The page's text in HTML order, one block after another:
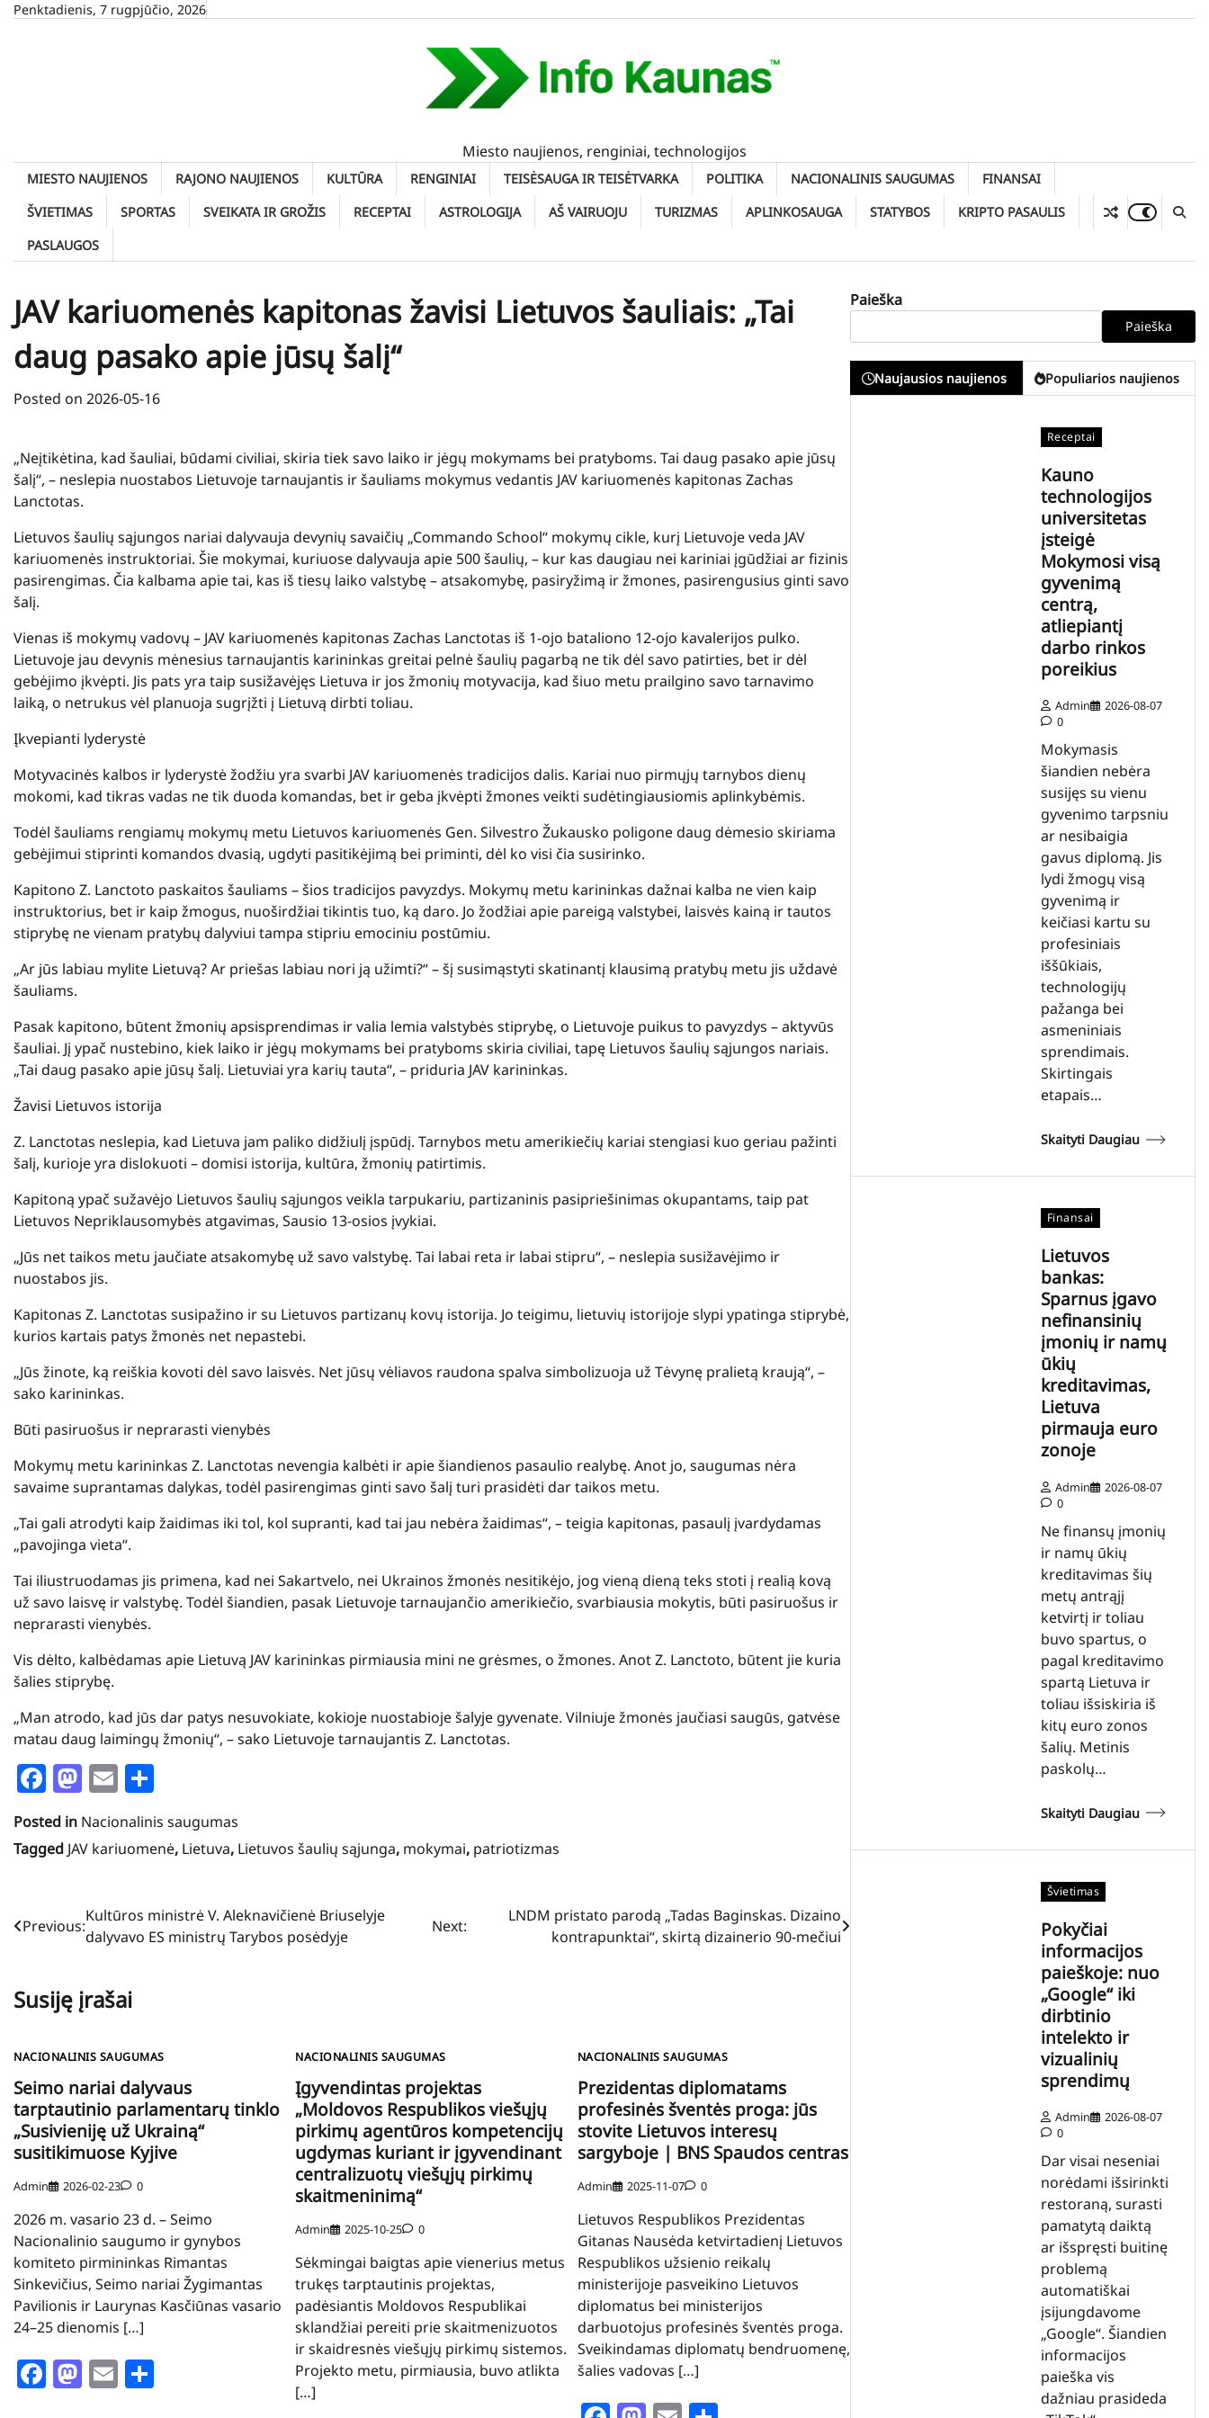
SkipPenktadienis, 7 rugpjūčio, 2026
Miesto naujienos, renginiai, technologijos
MIESTO NAUJIENOS RAJONO NAUJIENOS KULTŪRA RENGINIAI TEISĖSAUGA IR TEISĖTVARKA POLITIKA NACIONALINIS SAUGUMAS
FINANSAI
ŠVIETIMAS
SPORTAS SVEIKATA IR GROŽIS RECEPTAI ASTROLOGIJA AŠ VAIRUOJU TURIZMAS APLINKOSAUGA STATYBOS
KRIPTO PASAULIS
PASLAUGOS
JAV kariuomenės kapitonas žavisi Lietuvos šauliais: „Tai
daug pasako apie jūsų šalį“
Posted on 2026-05-16
„Neįtikėtina, kad šauliai, būdami civiliai, skiria tiek savo laiko ir jėgų mokymams bei pratyboms. Tai daug pasako apie jūsų
šalį“, – neslepia nuostabos Lietuvoje tarnaujantis ir šauliams mokymus vedantis JAV kariuomenės kapitonas Zachas
Lanctotas.
Lietuvos šaulių sąjungos nariai dalyvauja devynių savaičių „Commando School“ mokymų cikle, kurį Lietuvoje veda JAV
kariuomenės instruktoriai. Šie mokymai, kuriuose dalyvauja apie 500 šaulių, – kur kas daugiau nei kariniai įgūdžiai ar fizinis
pasirengimas. Čia kalbama apie tai, kas iš tiesų laiko valstybę – atsakomybę, pasiryžimą ir žmones, pasirengusius ginti savo
šalį.
Vienas iš mokymų vadovų – JAV kariuomenės kapitonas Zachas Lanctotas iš 1-ojo bataliono 12-ojo kavalerijos pulko.
Lietuvoje jau devynis mėnesius tarnaujantis karininkas greitai pelnė šaulių pagarbą ne tik dėl savo patirties, bet ir dėl
gebėjimo įkvėpti. Jis pats yra taip susižavėjęs Lietuva ir jos žmonių motyvacija, kad šiuo metu prailgino savo tarnavimo
laiką, o netrukus vėl planuoja sugrįžti į Lietuvą dirbti toliau.
Įkvepianti lyderystė
Motyvacinės kalbos ir lyderystė žodžiu yra svarbi JAV kariuomenės tradicijos dalis. Kariai nuo pirmųjų tarnybos dienų
mokomi, kad tikras vadas ne tik duoda komandas, bet ir geba įkvėpti žmones veikti sudėtingiausiomis aplinkybėmis.
Todėl šauliams rengiamų mokymų metu Lietuvos kariuomenės Gen. Silvestro Žukausko poligone daug dėmesio skiriama
gebėjimui stiprinti komandos dvasią, ugdyti pasitikėjimą bei priminti, dėl ko visi čia susirinko.
Kapitono Z. Lanctoto paskaitos šauliams – šios tradicijos pavyzdys. Mokymų metu karininkas dažnai kalba ne vien kaip
instruktorius, bet ir kaip žmogus, nuoširdžiai tikintis tuo, ką daro. Jo žodžiai apie pareigą valstybei, laisvės kainą ir tautos
stiprybę ne vienam pratybų dalyviui tampa stipriu emociniu postūmiu.
„Ar jūs labiau mylite Lietuvą? Ar priešas labiau nori ją užimti?“ – šį susimąstyti skatinantį klausimą pratybų metu jis uždavė
šauliams.
Pasak kapitono, būtent žmonių apsisprendimas ir valia lemia valstybės stiprybę, o Lietuvoje puikus to pavyzdys – aktyvūs
šauliai. Jį ypač nustebino, kiek laiko ir jėgų mokymams bei pratyboms skiria civiliai, tapę Lietuvos šaulių sąjungos nariais.
„Tai daug pasako apie jūsų šalį. Lietuviai yra karių tauta“, – priduria JAV karininkas.
Žavisi Lietuvos istorija
Z. Lanctotas neslepia, kad Lietuva jam paliko didžiulį įspūdį. Tarnybos metu amerikiečių kariai stengiasi kuo geriau pažinti
šalį, kurioje yra dislokuoti – domisi istorija, kultūra, žmonių patirtimis.
Kapitoną ypač sužavėjo Lietuvos šaulių sąjungos veikla tarpukariu, partizaninis pasipriešinimas okupantams, taip pat
Lietuvos Nepriklausomybės atgavimas, Sausio 13-osios įvykiai.
„Jūs net taikos metu jaučiate atsakomybę už savo valstybę. Tai labai reta ir labai stipru“, – neslepia susižavėjimo ir
nuostabos jis.
Kapitonas Z. Lanctotas susipažino ir su Lietuvos partizanų kovų istorija. Jo teigimu, lietuvių istorijoje slypi ypatinga stiprybė,
kurios kartais patys žmonės net nepastebi.
„Jūs žinote, ką reiškia kovoti dėl savo laisvės. Net jūsų vėliavos raudona spalva simbolizuoja už Tėvynę pralietą kraują“, –
sako karininkas.
Būti pasiruošus ir neprarasti vienybės
Mokymų metu karininkas Z. Lanctotas nevengia kalbėti ir apie šiandienos pasaulio realybę. Anot jo, saugumas nėra
savaime suprantamas dalykas, todėl pasirengimas ginti savo šalį turi prasidėti dar taikos metu.
„Tai gali atrodyti kaip žaidimas iki tol, kol supranti, kad tai jau nebėra žaidimas“, – teigia kapitonas, pasaulį įvardydamas
„pavojinga vieta“.
Tai iliustruodamas jis primena, kad nei Sakartvelo, nei Ukrainos žmonės nesitikėjo, jog vieną dieną teks stoti į realią kovą
už savo laisvę ir valstybę. Todėl šiandien, pasak Lietuvoje tarnaujančio amerikiečio, svarbiausia mokytis, būti pasiruošus ir
neprarasti vienybės.
Vis dėlto, kalbėdamas apie Lietuvą JAV karininkas pirmiausia mini ne grėsmes, o žmones. Anot Z. Lanctoto, būtent jie kuria
šalies stiprybę.
„Man atrodo, kad jūs dar patys nesuvokiate, kokioje nuostabioje šalyje gyvenate. Vilniuje žmonės jaučiasi saugūs, gatvėse
matau daug laimingų žmonių“, – sako Lietuvoje tarnaujantis Z. Lanctotas.
Facebook
Mastodon
Email
Posted in Nacionalinis saugumas
Tagged JAV kariuomenė, Lietuva, Lietuvos šaulių sąjunga, mokymai, patriotizmas
Navigacija
įrašų
Previous:
Kultūros ministrė V. Aleknavičienė Briuselyje
dalyvavo ES ministrų Tarybos posėdyje
Next:
LNDM pristato parodą „Tadas Baginskas. Dizaino
kontrapunktai“, skirtą dizainerio 90-mečiui
Susiję įrašai
NACIONALINIS SAUGUMAS
Seimo nariai dalyvaus
tarptautinio parlamentarų tinklo
„Susivieniję už Ukrainą“
susitikimuose Kyjive
Admin 2026-02-23 0
2026 m. vasario 23 d. – Seimo
Nacionalinio saugumo ir gynybos
komiteto pirmininkas Rimantas
Sinkevičius, Seimo nariai Žygimantas
Pavilionis ir Laurynas Kasčiūnas vasario
24–25 dienomis […]
Facebook
Mastodon
Email
NACIONALINIS SAUGUMAS
Įgyvendintas projektas
„Moldovos Respublikos viešųjų
pirkimų agentūros kompetencijų
ugdymas kuriant ir įgyvendinant
centralizuotų viešųjų pirkimų
skaitmeninimą“
Admin 2025-10-25 0
Sėkmingai baigtas apie vienerius metus
trukęs tarptautinis projektas,
padėsiantis Moldovos Respublikai
sklandžiai pereiti prie skaitmenizuotos
ir skaidresnės viešųjų pirkimų sistemos.
Projekto metu, pirmiausia, buvo atlikta
[…]
NACIONALINIS SAUGUMAS
Prezidentas diplomatams
profesinės šventės proga: jūs
stovite Lietuvos interesų
sargyboje | BNS Spaudos centras
Admin 2025-11-07 0
Lietuvos Respublikos Prezidentas
Gitanas Nausėda ketvirtadienį Lietuvos
Respublikos užsienio reikalų
ministerijoje pasveikino Lietuvos
diplomatus bei ministerijos
darbuotojus profesinės šventės proga.
Sveikindamas diplomatų bendruomenę,
šalies vadovas […]
Paieška
Paieška
Naujausios naujienos Populiarios naujienos
Receptai
Kauno
technologijos
universitetas
įsteigė
Mokymosi visą
gyvenimą
centrą,
atliepiantį
darbo rinkos
poreikius
Admin
2026-08-07
0
Mokymasis
šiandien nebėra
susijęs su vienu
gyvenimo tarpsniu
ar nesibaigia
gavus diplomą. Jis
lydi žmogų visą
gyvenimą ir
keičiasi kartu su
profesiniais
iššūkiais,
technologijų
pažanga bei
asmeniniais
sprendimais.
Skirtingais
etapais…
Skaityti Daugiau
Finansai
Lietuvos
bankas:
Sparnus įgavo
nefinansinių
įmonių ir namų
ūkių
kreditavimas,
Lietuva
pirmauja euro
zonoje
Admin
2026-08-07
0
Ne finansų įmonių
ir namų ūkių
kreditavimas šių
metų antrąjį
ketvirtį ir toliau
buvo spartus, o
pagal kreditavimo
spartą Lietuva ir
toliau išsiskiria iš
kitų euro zonos
šalių. Metinis
paskolų…
Skaityti Daugiau
Švietimas
Pokyčiai
informacijos
paieškoje: nuo
„Google“ iki
dirbtinio
intelekto ir
vizualinių
sprendimų
Admin
2026-08-07
0
Dar visai neseniai
norėdami išsirinkti
restoraną, surasti
pamatytą daiktą
ar išspręsti buitinę
problemą
automatiškai
įsijungdavome
„Google“. Šiandien
informacijos
paieška vis
dažniau prasideda